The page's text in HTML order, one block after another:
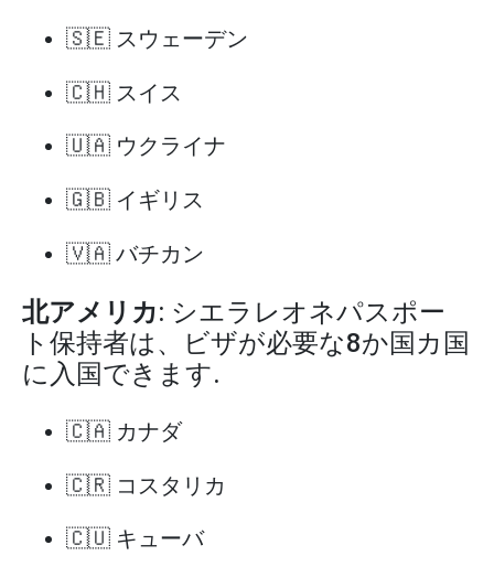
🇸🇪 スウェーデン
🇨🇭 スイス
🇺🇦 ウクライナ
🇬🇧 イギリス
🇻🇦 バチカン
北アメリカ: シエラレオネパスポー
ト保持者は、ビザが必要な8か国カ国
に入国できます.
🇨🇦 カナダ
🇨🇷 コスタリカ
🇨🇺 キューバ